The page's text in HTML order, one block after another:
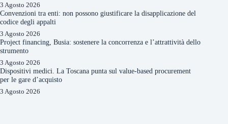
3 Agosto 2026
Convenzioni tra enti: non possono giustificare la disapplicazione del
codice degli appalti
3 Agosto 2026
Project financing, Busia: sostenere la concorrenza e l’attrattività dello
strumento
3 Agosto 2026
Dispositivi medici. La Toscana punta sul value-based procurement
per le gare d’acquisto
3 Agosto 2026